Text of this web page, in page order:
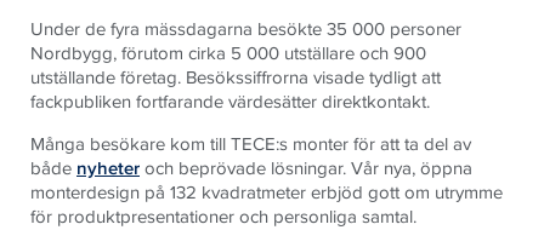
Under de fyra mässdagarna besökte 35 000 personer
Nordbygg, förutom cirka 5 000 utställare och 900
utställande företag. Besökssiffrorna visade tydligt att
fackpubliken fortfarande värdesätter direktkontakt.
Många besökare kom till TECE:s monter för att ta del av
både nyheteroch beprövade lösningar. Vår nya, öppna
monterdesign på 132 kvadratmeter erbjöd gott om utrymme
för produktpresentationer och personliga samtal.